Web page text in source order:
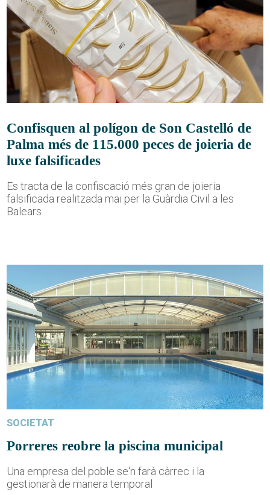
Confisquen al polígon de Son Castelló de
Palma més de 115.000 peces de joieria de
luxe falsificades
Es tracta de la confiscació més gran de joieria
falsificada realitzada mai per la Guàrdia Civil a les
Balears
SOCIETAT
Porreres reobre la piscina municipal
Una empresa del poble se'n farà càrrec i la
gestionarà de manera temporal